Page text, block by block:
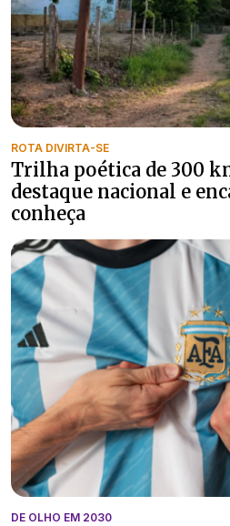
ROTA DIVIRTA-SE
Trilha poética de 300
destaque nacional e
conheça
DE OLHO EM 2030